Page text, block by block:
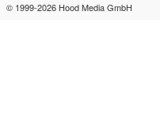
© 1999-2026 Hood Media GmbH